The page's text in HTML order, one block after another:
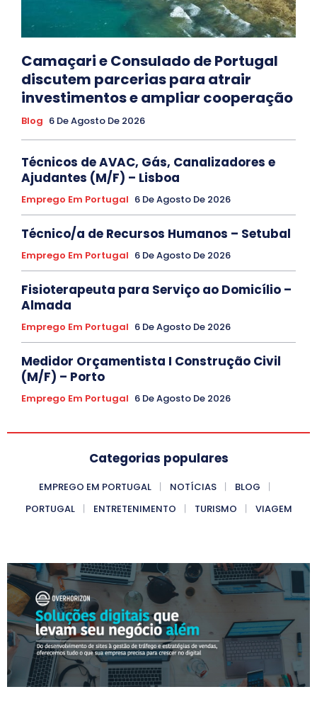
Camaçari e Consulado de Portugal
discutem parcerias para atrair
investimentos e ampliar cooperação
Blog 6 De Agosto De 2026
Técnicos de AVAC, Gás, Canalizadores e
Ajudantes (M/F) – Lisboa
Emprego Em Portugal 6 De Agosto De 2026
Técnico/a de Recursos Humanos – Setubal
Emprego Em Portugal 6 De Agosto De 2026
Fisioterapeuta para Serviço ao Domicílio –
Almada
Emprego Em Portugal 6 De Agosto De 2026
Medidor Orçamentista I Construção Civil
(M/F) – Porto
Emprego Em Portugal 6 De Agosto De 2026
Categorias populares
EMPREGO EM PORTUGAL NOTÍCIAS
BLOG
PORTUGAL
ENTRETENIMENTO TURISMO VIAGEM